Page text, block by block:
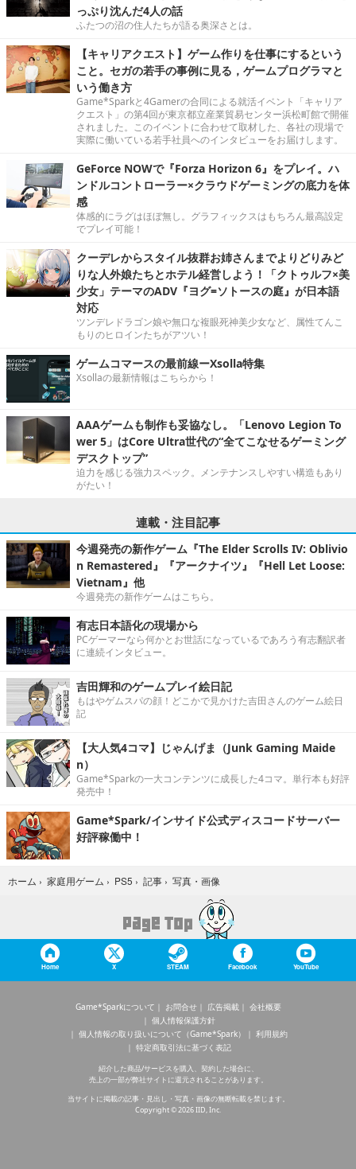
っぷり沈んだ4人の話
ふたつの沼の住人たちが語る奥深さとは。
【キャリアクエスト】ゲーム作りを仕事にするという
こと。セガの若手の事例に見る，ゲームプログラマと
いう働き方
Game*Sparkと4Gamerの合同による就活イベント「キャリア
クエスト」の第4回が東京都立産業貿易センター浜松町館で開催
されました。このイベントに合わせて取材した、各社の現場で
実際に働いている若手社員へのインタビューをお届けします。
GeForce NOWで『Forza Horizon 6』をプレイ。ハ
ンドルコントローラー×クラウドゲーミングの底力を体
感
体感的にラグはほぼ無し。グラフィックスはもちろん最高設定
でプレイ可能！
クーデレからスタイル抜群お姉さんまでよりどりみど
りな人外娘たちとホテル経営しよう！「クトゥルフ×美
少女」テーマのADV『ヨグ=ソトースの庭』が日本語
対応
ツンデレドラゴン娘や無口な複眼死神美少女など、属性てんこ
もりのヒロインたちがアツい！
ゲームコマースの最前線ーXsolla特集
Xsollaの最新情報はこちらから！
AAAゲームも制作も妥協なし。「Lenovo Legion To
wer 5」はCore Ultra世代の“全てこなせるゲーミング
デスクトップ”
迫力を感じる強力スペック。メンテナンスしやすい構造もあり
がたい！
連載・注目記事
今週発売の新作ゲーム『The Elder Scrolls IV: Oblivio
n Remastered』『アークナイツ』『Hell Let Loose:
Vietnam』他
今週発売の新作ゲームはこちら。
有志日本語化の現場から
PCゲーマーなら何かとお世話になっているであろう有志翻訳者
に連続インタビュー。
吉田輝和のゲームプレイ絵日記
もはやゲムスパの顔！どこかで見かけた吉田さんのゲーム絵日
記
【大人気4コマ】じゃんげま（Junk Gaming Maide
n）
Game*Sparkの一大コンテンツに成長した4コマ。単行本も好評
発売中！
Game*Spark/インサイド公式ディスコードサーバー
好評稼働中！
ホーム › 家庭用ゲーム › PS5 › 記事 › 写真・画像
Home X STEAM Facebook YouTube
Game*Sparkについて お問合せ 広告掲載
会社概要
個人情報保護方針
個人情報の取り扱いについて（Game*Spark）
利用規約
特定商取引法に基づく表記
紹介した商品/サービスを購入、契約した場合に、
売上の一部が弊社サイトに還元されることがあります。
当サイトに掲載の記事・見出し・写真・画像の無断転載を禁じます。
Copyright © 2026 IID, Inc.